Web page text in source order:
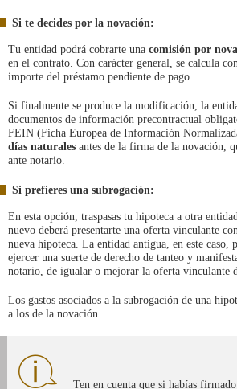
Si te decides por la novación:
Tu entidad podrá cobrarte una comisión por
en el contrato. Con carácter general, se calcula
importe del préstamo pendiente de pago.
Si finalmente se produce la modificación, la
documentos de información precontractual
FEIN (Ficha Europea de Información
días naturales antes de la firma de la novación,
ante notario.
Si prefieres una subrogación:
En esta opción, traspasas tu hipoteca a otra
nuevo deberá presentarte una oferta vinculante
nueva hipoteca. La entidad antigua, en este caso,
ejercer una suerte de derecho de tanteo y
notario, de igualar o mejorar la oferta vinculante
Los gastos asociados a la subrogación de una
a los de la novación.
Ten en cuenta que si habías